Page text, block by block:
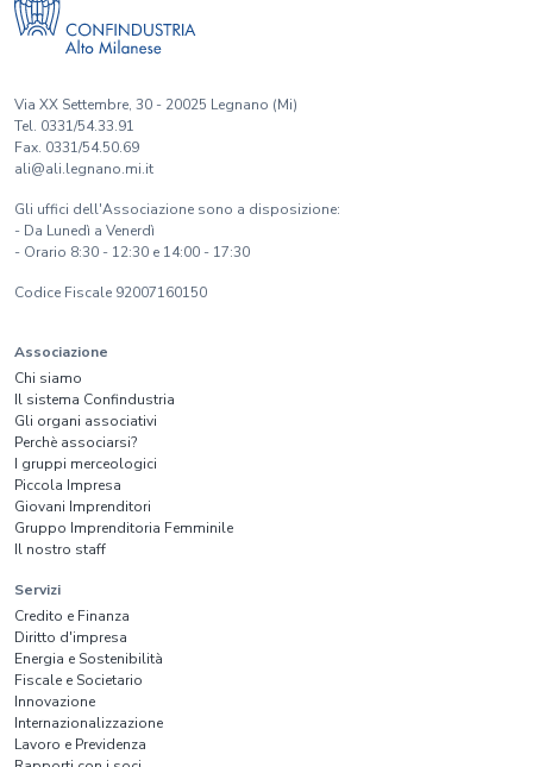
Via XX Settembre, 30 - 20025 Legnano (Mi)
Tel. 0331/54.33.91
Fax. 0331/54.50.69
ali@ali.legnano.mi.it
Gli uffici dell'Associazione sono a disposizione:
- Da Lunedì a Venerdì
- Orario 8:30 - 12:30 e 14:00 - 17:30
Codice Fiscale 92007160150
Associazione
Chi siamo
Il sistema Confindustria
Gli organi associativi
Perchè associarsi?
I gruppi merceologici
Piccola Impresa
Giovani Imprenditori
Gruppo Imprenditoria Femminile
Il nostro staff
Servizi
Credito e Finanza
Diritto d'impresa
Energia e Sostenibilità
Fiscale e Societario
Innovazione
Internazionalizzazione
Lavoro e Previdenza